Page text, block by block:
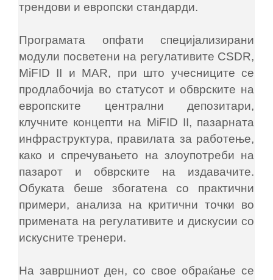
трендови и европски стандарди.
Програмата опфати специјализирани
модули посветени на регулативите CSDR,
MiFID II и MAR, при што учесниците се
продлабочија во статусот и обврските на
европските централни депозитари,
клучните концепти на MiFID II, пазарната
инфраструктура, правилата за работење,
како и спречувањето на злоупотреби на
пазарот и обврските на издавачите.
Обуката беше збогатена со практични
примери, анализа на критични точ­ки во
примената на регулативите и дискусии со
искусните тренери.
На завршниот ден, со свое обраќање се